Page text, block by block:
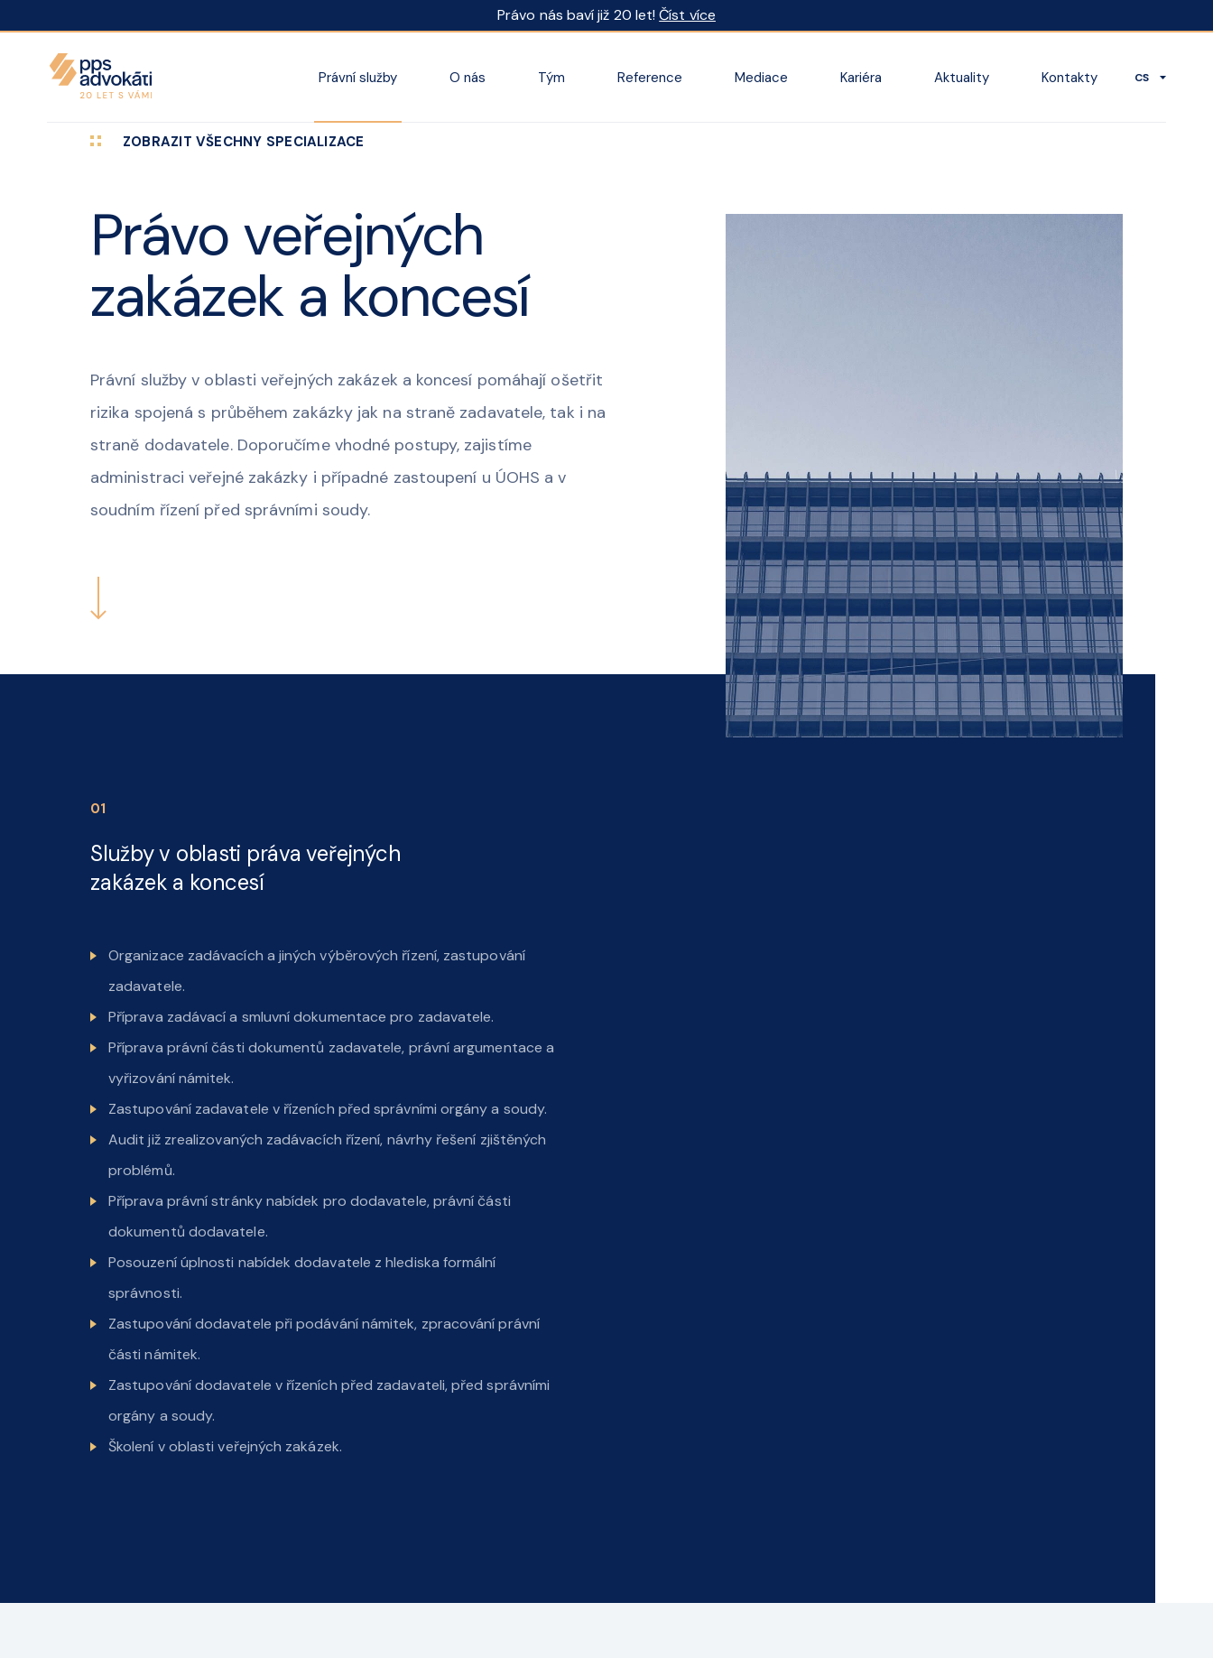
Právo nás baví již 20 let!Číst více
Právní služby O nás Tým Reference Mediace Kariéra Aktuality Kontakty CS
ZOBRAZIT VŠECHNY SPECIALIZACE
Právo veřejných
zakázek a koncesí
Právní služby v oblasti veřejných zakázek a koncesí pomáhají ošetřit
rizika spojená s průběhem zakázky jak na straně zadavatele, tak i na
straně dodavatele. Doporučíme vhodné postupy, zajistíme
administraci veřejné zakázky i případné zastoupení u ÚOHS a v
soudním řízení před správními soudy.
01
Služby v oblasti práva veřejných
zakázek a koncesí
Organizace zadávacích a jiných výběrových řízení, zastupování
zadavatele.
Příprava zadávací a smluvní dokumentace pro zadavatele.
Příprava právní části dokumentů zadavatele, právní argumentace a
vyřizování námitek.
Zastupování zadavatele v řízeních před správními orgány a soudy.
Audit již zrealizovaných zadávacích řízení, návrhy řešení zjištěných
problémů.
Příprava právní stránky nabídek pro dodavatele, právní části
dokumentů dodavatele.
Posouzení úplnosti nabídek dodavatele z hlediska formální
správnosti.
Zastupování dodavatele při podávání námitek, zpracování právní
části námitek.
Zastupování dodavatele v řízeních před zadavateli, před správními
orgány a soudy.
Školení v oblasti veřejných zakázek.